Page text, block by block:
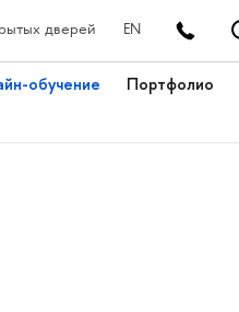
дверей EN
обучение Портфолио